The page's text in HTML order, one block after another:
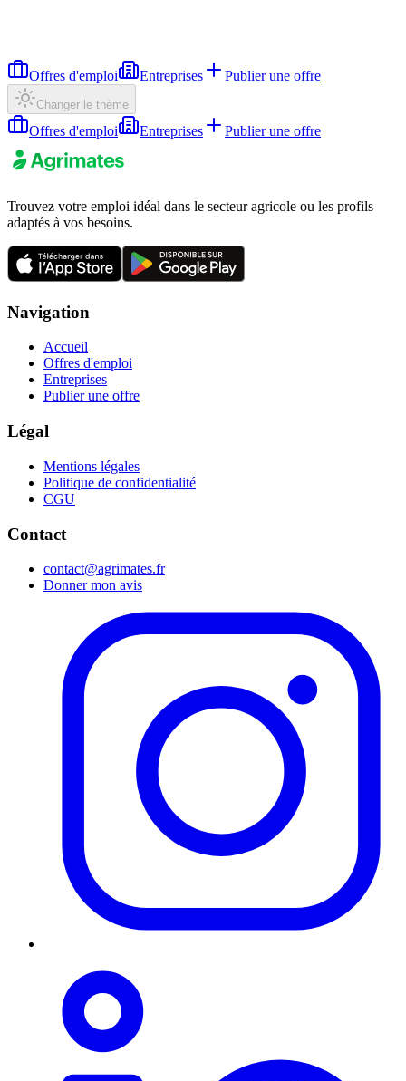
Offres d'emploi Entreprises Publier une offre
Changer le thème
Offres d'emploi Entreprises Publier une offre
Trouvez votre emploi idéal dans le secteur agricole ou les profils
adaptés à vos besoins.
Navigation
Accueil
Offres d'emploi
Entreprises
Publier une offre
Légal
Mentions légales
Politique de confidentialité
CGU
Contact
contact@agrimates.fr
Donner mon avis